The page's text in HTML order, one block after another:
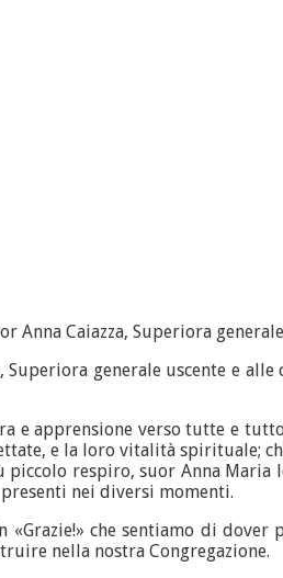
Anna Caiazza, Superiora
generale uscente e alle
e apprensione verso tutte e
e la loro vitalità spirituale;
piccolo respiro, suor Anna Maria
nei diversi momenti.
che sentiamo di dover
nella nostra Congregazione.